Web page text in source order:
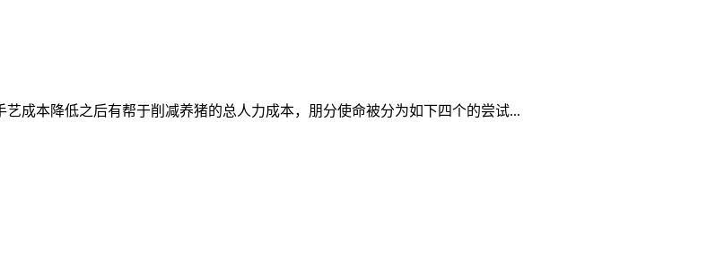
成本降低之后有帮于削减养猪的总人力成本，朋分使命被分为如下四个的尝试...